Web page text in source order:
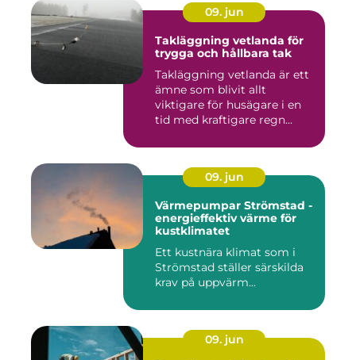
09. jun
Takläggning vetlanda för
trygga och hållbara tak
Takläggning vetlanda är ett
ämne som blivit allt
viktigare för husägare i en
tid med kraftigare regn...
09. jun
Värmepumpar Strömstad -
energieffektiv värme för
kustklimatet
Ett kustnära klimat som i
Strömstad ställer särskilda
krav på uppvärm...
09. jun